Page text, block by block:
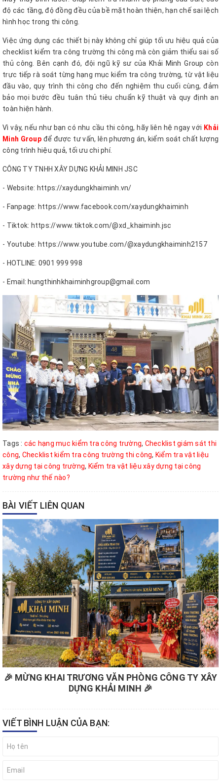
độ các tầng, độ đồng đều của bề mặt hoàn thiện, hạn chế sai lệch
hình học trong thi công.
Việc ứng dụng các thiết bị này không chỉ giúp tối ưu hiệu quả của
checklist kiểm tra công trường thi công mà còn giảm thiểu sai số
thủ công. Bên cạnh đó, đội ngũ kỹ sư của Khải Minh Group còn
trực tiếp rà soát từng hạng mục kiểm tra công trường, từ vật liệu
đầu vào, quy trình thi công cho đến nghiệm thu cuối cùng, đảm
bảo mọi bước đều tuân thủ tiêu chuẩn kỹ thuật và quy định an
toàn hiện hành.
Vì vậy, nếu như bạn có nhu cầu thi công, hãy liên hệ ngay với Khải
Minh Groupđể được tư vấn, lên phương án, kiểm soát chất lượng
công trình hiệu quả, tối ưu chi phí.
CÔNG TY TNHH XÂY DỰNG KHẢI MINH JSC
- Website: https://xaydungkhaiminh.vn/
- Fanpage: https://www.facebook.com/xaydungkhaiminh
- Tiktok: https://www.tiktok.com/@xd_khaiminh.jsc
- Youtube: https://www.youtube.com/@xaydungkhaiminh2157
- HOTLINE: 0901 999 998
- Email: hungthinhkhaiminhgroup@gmail.com
Tags : các hạng mục kiểm tra công trường, Checklist giám sát thi
công, Checklist kiểm tra công trường thi công, Kiểm tra vật liệu
xây dựng tại công trường, Kiểm tra vật liệu xây dựng tại công
trường như thế nào?
BÀI VIẾT LIÊN QUAN
🎉 MỪNG KHAI TRƯƠNG VĂN PHÒNG CÔNG TY XÂY
DỰNG KHẢI MINH 🎉
VIẾT BÌNH LUẬN CỦA BẠN: